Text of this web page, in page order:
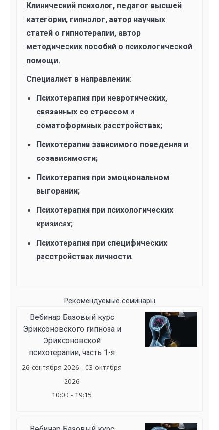
Клинический психолог, педагог высшей
категории, гипнолог, автор научных
статей о гипнотерапии, автор
методических пособий о психологической
помощи.
Специалист в направлении:
Психотерапия при невротических,
связанных со стрессом и
соматоформных расстройствах;
Психотерапии зависимого поведения и
созависимости;
Психотерапия при эмоциональном
выгорании;
Психотерапия при психологических
кризисах;
Психотерапия при специфических
расстройствах личности.
Рекомендуемые семинары
Вебинар Базовый курс
Эриксоновского гипноза и
Эриксоновской
психотерапии, часть 1-я
26 сентября 2026 - 03 октября
2026
10:00 - 19:15